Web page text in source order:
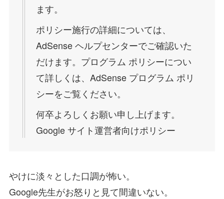
ます。
ポリシー施行の詳細については、
AdSense ヘルプセンターでご確認いた
だけます。プログラム ポリシーについ
て詳しくは、AdSense プログラム ポリ
シーをご覧ください。
何卒よろしくお願い申し上げます。
Google サイト運営者向けポリシー
やけに淡々とした口調が怖い。
Google先生がお怒りと見て間違いない。